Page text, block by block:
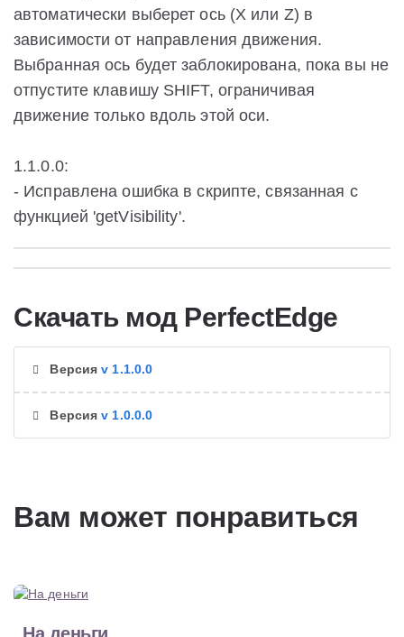
автоматически выберет ось (X или Z) в
зависимости от направления движения.
Выбранная ось будет заблокирована, пока вы не
отпустите клавишу SHIFT, ограничивая
движение только вдоль этой оси.
1.1.0.0:
- Исправлена ошибка в скрипте, связанная с
функцией 'getVisibility'.
Скачать мод PerfectEdge
Версияv 1.1.0.0
Версияv 1.0.0.0
Вам может понравиться